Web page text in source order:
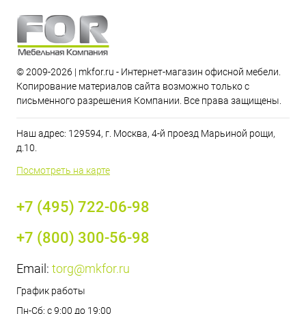
© 2009-2026 | mkfor.ru - Интернет-магазин офисной мебели.
Копирование материалов сайта возможно только с
письменного разрешения Компании. Все права защищены.
Наш адрес: 129594, г. Москва, 4-й проезд Марьиной рощи,
д.10.
Посмотреть на карте
+7 (495) 722-06-98
+7 (800) 300-56-98
Email: torg@mkfor.ru
График работы
Пн-Сб: с 9:00 до 19:00